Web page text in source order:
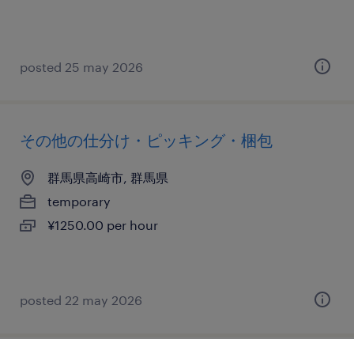
posted 25 may 2026
その他の仕分け・ピッキング・梱包
群馬県高崎市, 群馬県
temporary
¥1250.00 per hour
posted 22 may 2026